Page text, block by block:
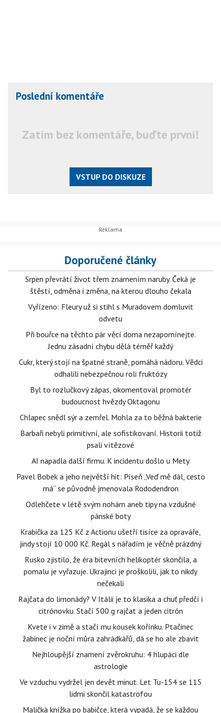
Poslední komentáře
Zatím bez komentáře, buďte první!
VSTUP DO DISKUZE
Doporučené články
Srpen převrátí život třem znamením naruby. Čeká je
štěstí, odměna i změna, na kterou dlouho čekala
Vyřízeno: Fleury už si stihl s Muradovem domluvit
odvetu
Při bouřce na těchto pár věcí doma nezapomínejte.
Jednu zásadní chybu dělá téměř každý
Cukr, který stojí na špatné straně, pomáhá nádoru. Vědci
odhalili nebezpečnou roli fruktózy
Byl to rozlučkový zápas, okomentoval promotér
budoucnost hvězdy Oktagonu
Chlapec snědl sýr a zemřel. Mohla za to běžná bakterie
Barbaři nebyli primitivní, ale sofistikovaní. Historii totiž
psali vítězové
AI napadla další firmu. K incidentu došlo u Mety
Pavel Bobek a jeho největší hit: Píseň „Veď mě dál, cesto
má“ se původně jmenovala Rododendron
Odlehčete v létě svým nohám aneb tipy na vzdušné
pánské boty
Krabička za 125 Kč z Actionu ušetří tisíce za opraváře,
jindy stojí 10 000 Kč. Regál s nářadím je věčně prázdný
Rusko zjistilo, že éra bitevních helikoptér skončila, a
pomalu je vyřazuje. Ukrajinci je proškolili, jak to nikdy
nečekali
Rajčata do limonády? V Itálii je to klasika a chuť předčí i
citrónovku. Stačí 500 g rajčat a jeden citrón
Kvete i v zimě a stačí mu kousek kořínku. Ptačinec
žabinec je noční můra zahrádkářů, dá se ho ale zbavit
Nejhloupější znamení zvěrokruhu: 4 hlupáci dle
astrologie
Ve vzduchu vydržel jen devět minut. Let Tu-154 se 115
lidmi skončil katastrofou
Maličká knížka po babičce, která vypadá, že se každou